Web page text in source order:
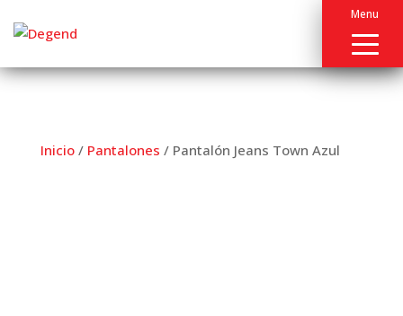
Menu
Inicio/ Pantalones / Pantalón Jeans Town Azul